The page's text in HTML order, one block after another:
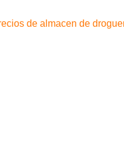
de almacen de